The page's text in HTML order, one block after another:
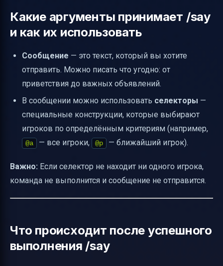
Какие аргументы принимает /say
и как их использовать
Сообщение — это текст, который вы хотите
отправить. Можно писать что угодно: от
приветствия до важных объявлений.
В сообщении можно использовать селекторы —
специальные конструкции, которые выбирают
игроков по определённым критериям (например,
@a — все игроки, @p — ближайший игрок).
Важно: Если селектор не находит ни одного игрока,
команда не выполнится и сообщение не отправится.
Что происходит после успешного
выполнения /say